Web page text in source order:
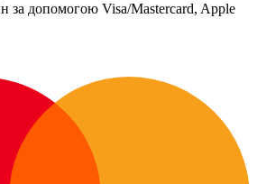
за допомогою Visa/Mastercard, Apple